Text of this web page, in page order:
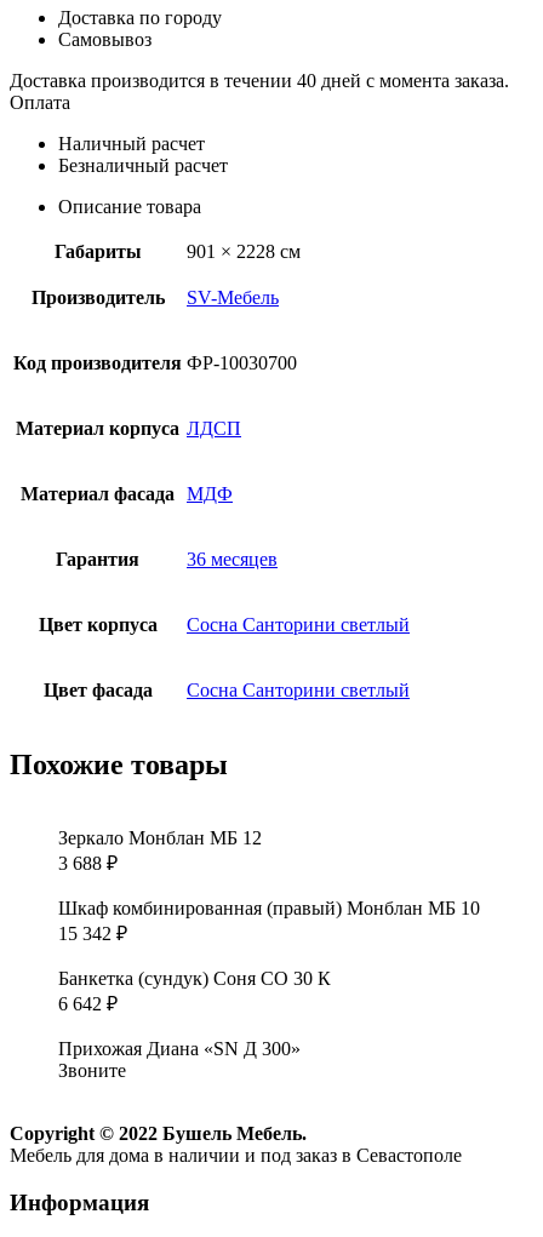
Доставка по городу
Самовывоз
Доставка производится в течении 40 дней с момента заказа.
Оплата
Наличный расчет
Безналичный расчет
Описание товара
Габариты 901 × 2228 см
Производитель SV-Мебель
Код производителя ФР-10030700
Материал корпуса ЛДСП
Материал фасада МДФ
Гарантия 36 месяцев
Цвет корпуса Сосна Санторини светлый
Цвет фасада Сосна Санторини светлый
Похожие товары
Зеркало Монблан МБ 12
3 688 ₽
Шкаф комбинированная (правый) Монблан МБ 10
15 342 ₽
Банкетка (сундук) Соня СО 30 К
6 642 ₽
Прихожая Диана «SN Д 300»
Звоните
Copyright © 2022 Бушель Мебель.
Мебель для дома в наличии и под заказ в Севастополе
Информация